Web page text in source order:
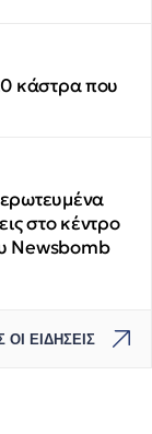
κάστρα που
στο κέντρο
Newsbomb
ΟΙ ΕΙΔΗΣΕΙΣ